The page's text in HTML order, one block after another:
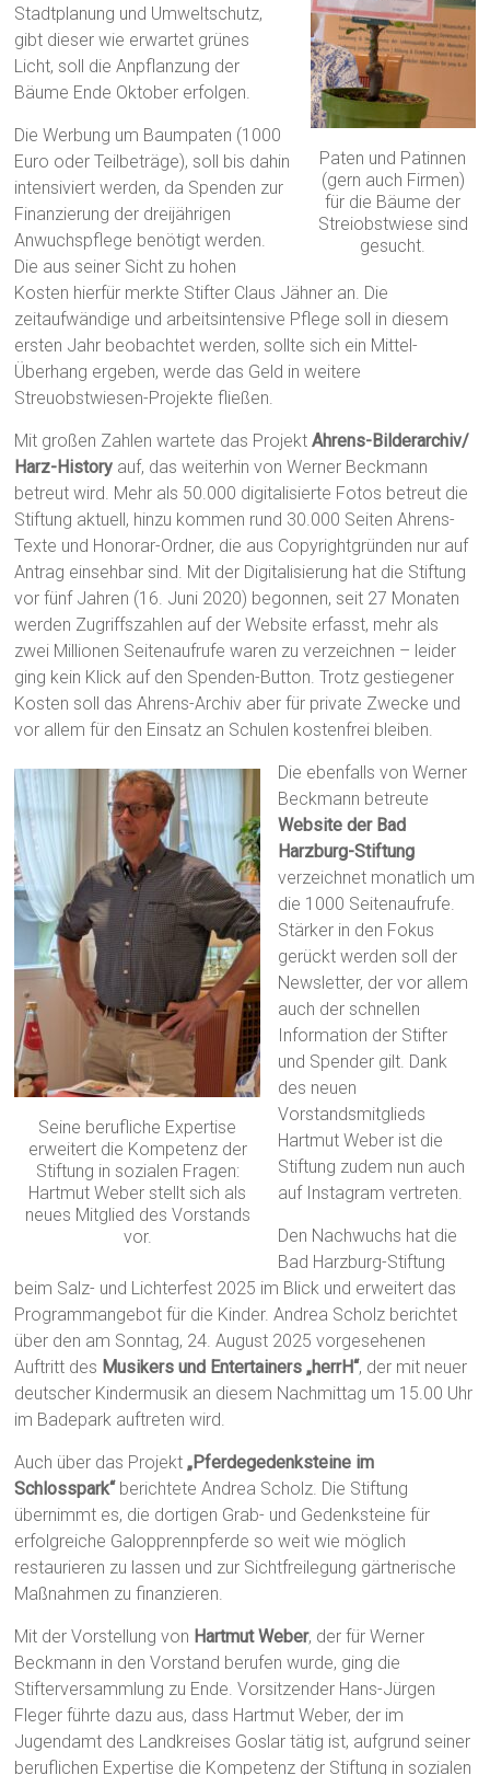
Paten und Patinnen
(gern auch Firmen)
für die Bäume der
Streiobstwiese sind
gesucht.
Stadtplanung und Umweltschutz,
gibt dieser wie erwartet grünes
Licht, soll die Anpflanzung der
Bäume Ende Oktober erfolgen.
Die Werbung um Baumpaten (1000
Euro oder Teilbeträge), soll bis dahin
intensiviert werden, da Spenden zur
Finanzierung der dreijährigen
Anwuchspflege benötigt werden.
Die aus seiner Sicht zu hohen
Kosten hierfür merkte Stifter Claus Jähner an. Die
zeitaufwändige und arbeitsintensive Pflege soll in diesem
ersten Jahr beobachtet werden, sollte sich ein Mittel-
Überhang ergeben, werde das Geld in weitere
Streuobstwiesen-Projekte fließen.
Mit großen Zahlen wartete das ProjektAhrens-Bilderarchiv/
Harz-History auf, das weiterhin von Werner Beckmann
betreut wird. Mehr als 50.000 digitalisierte Fotos betreut die
Stiftung aktuell, hinzu kommen rund 30.000 Seiten Ahrens-
Texte und Honorar-Ordner, die aus Copyrightgründen nur auf
Antrag einsehbar sind. Mit der Digitalisierung hat die Stiftung
vor fünf Jahren (16. Juni 2020) begonnen, seit 27 Monaten
werden Zugriffszahlen auf der Website erfasst, mehr als
zwei Millionen Seitenaufrufe waren zu verzeichnen – leider
ging kein Klick auf den Spenden-Button. Trotz gestiegener
Kosten soll das Ahrens-Archiv aber für private Zwecke und
vor allem für den Einsatz an Schulen kostenfrei bleiben.
Seine berufliche Expertise
erweitert die Kompetenz der
Stiftung in sozialen Fragen:
Hartmut Weber stellt sich als
neues Mitglied des Vorstands
vor.
Die ebenfalls von Werner
Beckmann betreute
Website der Bad
Harzburg-Stiftung
verzeichnet monatlich um
die 1000 Seitenaufrufe.
Stärker in den Fokus
gerückt werden soll der
Newsletter, der vor allem
auch der schnellen
Information der Stifter
und Spender gilt. Dank
des neuen
Vorstandsmitglieds
Hartmut Weber ist die
Stiftung zudem nun auch
auf Instagram vertreten.
Den Nachwuchs hat die
Bad Harzburg-Stiftung
beim Salz- und Lichterfest 2025 im Blick und erweitert das
Programmangebot für die Kinder. Andrea Scholz berichtet
über den am Sonntag, 24. August 2025 vorgesehenen
Auftritt des Musikers und Entertainers „herrH“, der mit neuer
deutscher Kindermusik an diesem Nachmittag um 15.00 Uhr
im Badepark auftreten wird.
Auch über das Projekt„Pferdegedenksteine im
Schlosspark“berichtete Andrea Scholz. Die Stiftung
übernimmt es, die dortigen Grab- und Gedenksteine für
erfolgreiche Galopprennpferde so weit wie möglich
restaurieren zu lassen und zur Sichtfreilegung gärtnerische
Maßnahmen zu finanzieren.
Mit der Vorstellung von Hartmut Weber, der für Werner
Beckmann in den Vorstand berufen wurde, ging die
Stifterversammlung zu Ende. Vorsitzender Hans-Jürgen
Fleger führte dazu aus, dass Hartmut Weber, der im
Jugendamt des Landkreises Goslar tätig ist, aufgrund seiner
beruflichen Expertise die Kompetenz der Stiftung in sozialen